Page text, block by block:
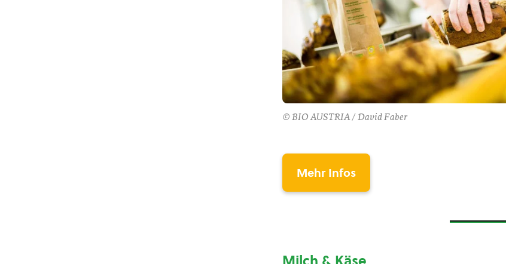
© BIO AUSTRIA / David Faber
Mehr Infos